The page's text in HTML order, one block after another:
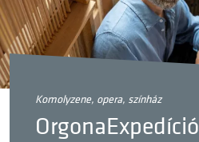
komolyzene, opera, színház
OrgonaExpedíció